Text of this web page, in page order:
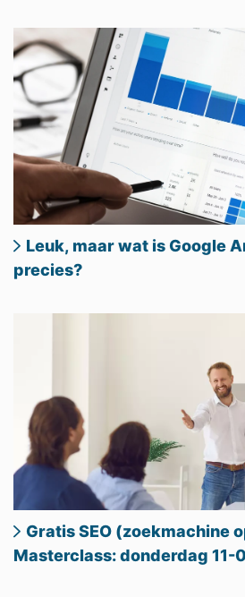
Leuk, maar wat is Google
precies?
Gratis SEO (zoekmachine
Masterclass: donderdag 11-